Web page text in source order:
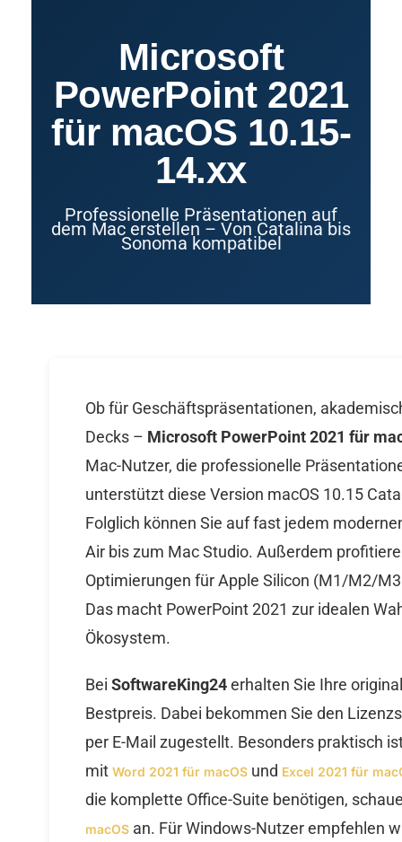
Microsoft
PowerPoint 2021
für macOS 10.15-
14.xx
Professionelle Präsentationen auf
dem Mac erstellen – Von Catalina bis
Sonoma kompatibel
Ob für Geschäftspräsentationen,
Decks – Microsoft PowerPoint 2021 für
Mac-Nutzer, die professionelle
unterstützt diese Version macOS 10.15
Folglich können Sie auf fast jedem
Air bis zum Mac Studio. Außerdem
Optimierungen für Apple Silicon (M1/M2/
Das macht PowerPoint 2021 zur idealen
Ökosystem.
Bei SoftwareKing24erhalten Sie Ihre
Bestpreis. Dabei bekommen Sie den
per E-Mail zugestellt. Besonders praktisch
mit Word 2021 für macOS und Excel 2021 für
die komplette Office-Suite benötigen,
macOS an. Für Windows-Nutzer empfehlen